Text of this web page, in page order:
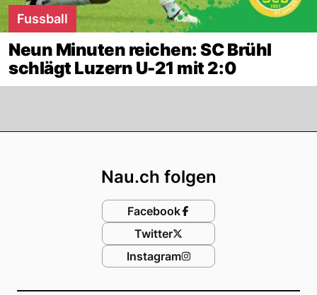
Fussball
Neun Minuten reichen: SC Brühl
schlägt Luzern U-21 mit 2:0
Nau.ch folgen
Facebook
Twitter
Instagram